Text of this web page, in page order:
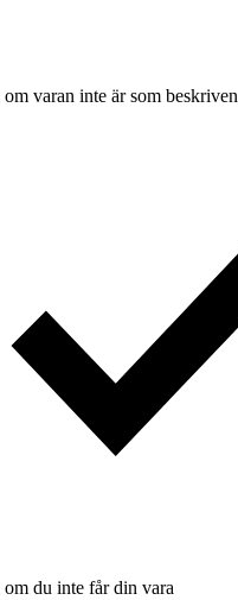
varan inte är som beskriven
om du inte får din vara